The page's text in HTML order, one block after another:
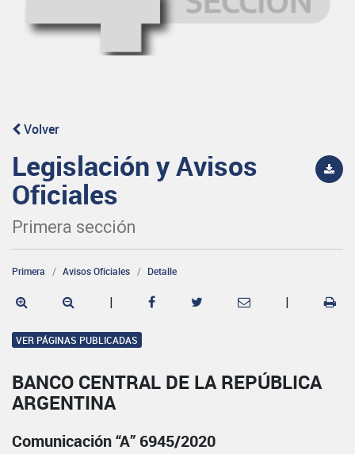
Volver
Legislación y Avisos
Oficiales
Primera sección
Primera Avisos Oficiales Detalle
| |
VER PÁGINAS PUBLICADAS
BANCO CENTRAL DE LA REPÚBLICA
ARGENTINA
Comunicación “A” 6945/2020